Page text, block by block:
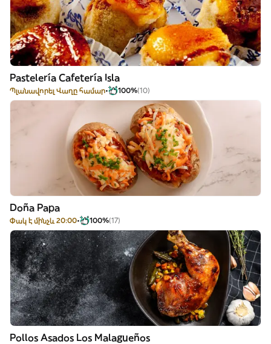
Pastelería Cafetería Isla
Պլանավորել Վաղը համար 100%(10)
Doña Papa
Փակ է մինչև 20:00 100%(17)
Pollos Asados Los Malagueños